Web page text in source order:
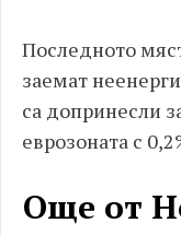
Последното
заемат
са допринесли
еврозоната с
Още от